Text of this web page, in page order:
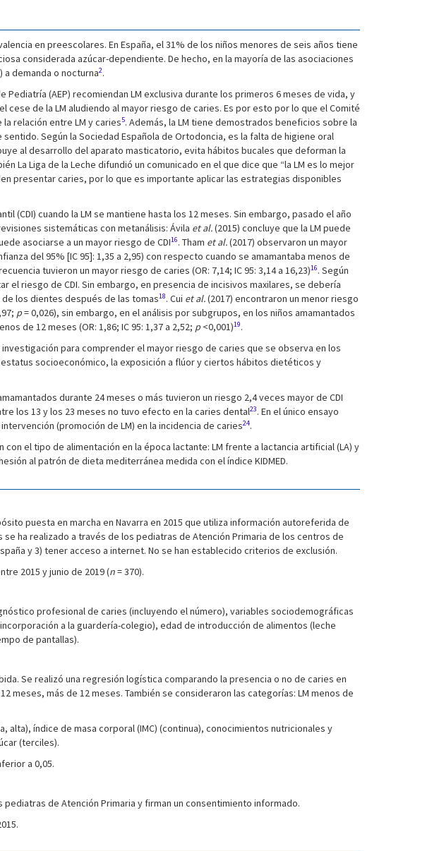
en preescolares. En España, el 31% de los niños menores de seis años tiene
considerada azúcar-dependiente. De hecho, en la mayoría de las asociaciones
demanda o nocturna2.
Pediatría (AEP) recomiendan LM exclusiva durante los primeros 6 meses de vida, y
cese de la LM aludiendo al mayor riesgo de caries. Es por esto por lo que el Comité
relación entre LM y caries5. Además, la LM tiene demostrados beneficios sobre la
Según la Sociedad Española de Ortodoncia, es la falta de higiene oral
al desarrollo del aparato masticatorio, evita hábitos bucales que deforman la
La Liga de la Leche difundió un comunicado en el que dice que “la LM es lo mejor
presentar caries, por lo que es importante aplicar las estrategias disponibles
cuando la LM se mantiene hasta los 12 meses. Sin embargo, pasado el año
sistemáticas con metanálisis: Ávila et al.(2015) concluye que la LM puede
asociarse a un mayor riesgo de CDI16. Tham et al.(2017) observaron un mayor
del 95% [IC 95]: 1,35 a 2,95) con respecto cuando se amamantaba menos de
tuvieron un mayor riesgo de caries (OR: 7,14; IC 95: 3,14 a 16,23)16. Según
el riesgo de CDI. Sin embargo, en presencia de incisivos maxilares, se debería
los dientes después de las tomas18. Cui et al.(2017) encontraron un menor riesgo
p= 0,026), sin embargo, en el análisis por subgrupos, en los niños amamantados
de 12 meses (OR: 1,86; IC 95: 1,37 a 2,52; p <0,001)19.
para comprender el mayor riesgo de caries que se observa en los
socioeconómico, la exposición a flúor y ciertos hábitos dietéticos y
durante 24 meses o más tuvieron un riesgo 2,4 veces mayor de CDI
los 13 y los 23 meses no tuvo efecto en la caries dental23. En el único ensayo
(promoción de LM) en la incidencia de caries24.
el tipo de alimentación en la época lactante: LM frente a lactancia artificial (LA) y
al patrón de dieta mediterránea medida con el índice KIDMED.
puesta en marcha en Navarra en 2015 que utiliza información autoreferida de
ha realizado a través de los pediatras de Atención Primaria de los centros de
y 3) tener acceso a internet. No se han establecido criterios de exclusión.
2015 y junio de 2019 (n= 370).
profesional de caries (incluyendo el número), variables sociodemográficas
a la guardería-colegio), edad de introducción de alimentos (leche
de pantallas).
Se realizó una regresión logística comparando la presencia o no de caries en
meses, más de 12 meses. También se consideraron las categorías: LM menos de
índice de masa corporal (IMC) (continua), conocimientos nutricionales y
(terciles).
a 0,05.
de Atención Primaria y firman un consentimiento informado.